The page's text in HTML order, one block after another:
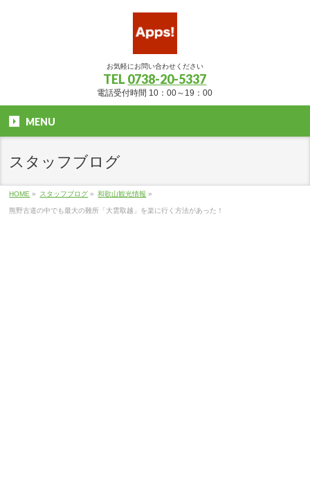
お気軽にお問い合わせください
TEL 0738-20-5337
電話受付時間 10：00～19：00
MENU
スタッフブログ
HOME » スタッフブログ » 和歌山観光情報 »
熊野古道の中でも最大の難所「大雲取越」を楽に行く方法があった！